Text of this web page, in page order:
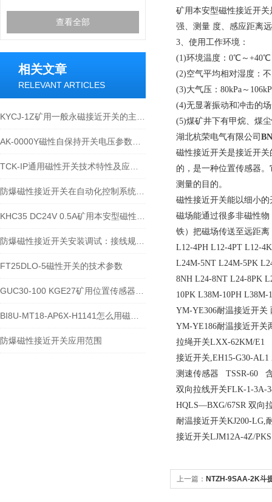
查看全部
相关文章
RELEVANT ARTICLES
FT25DLO-5磁性开关的技术参数
防爆磁性接近开关应用范围
矿用本安型磁性接近开
强、测量 度、感应距离
3、使用工作环境：
(1)环境温度：0℃～+40℃
(2)空气平均相对湿度：
(3)大气压：80kPa～
(4)无显著振动和冲击的
(5)煤矿井下有甲烷、煤
湖北杭荣电气有限公司
磁性接近开关是接近开
的，是一种位置传感器
测量的目的。
磁性接近开关能以细小
磁场能通过很多非磁性
铁）把磁场传送至远距
L12-4PH L12-4PT L12-
L24M-5NT L24M-5PK
8NH L24-8NT L24-8PK
10PK L38M-10PH
YM-YE306耐温接近开关
YM-YE186耐温接近开关
拉绳开关LXX-62KM/E1
接近开关,EH15-G30-AL1
测速传感器 TSSR-60
双向拉线开关FLK-1-
HQLS―BXG/67SR 双向
耐温接近开关KJ200-LG,
接近开关LJM12A-4Z/
上一篇： NTZH-9SAA-2K斗